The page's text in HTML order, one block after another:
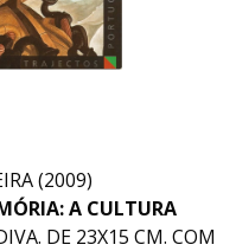
(2009)
A CULTURA
DE 23X15 CM. COM